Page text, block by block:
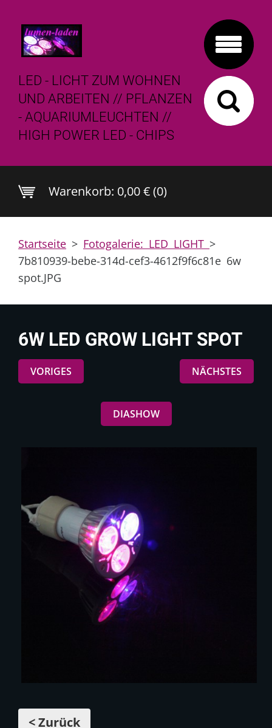
LED - LICHT ZUM WOHNEN
UND ARBEITEN // PFLANZEN
- AQUARIUMLEUCHTEN //
HIGH POWER LED - CHIPS
Warenkorb: 0,00 € (0)
Startseite > Fotogalerie: LED LIGHT >
7b810939-bebe-314d-cef3-4612f9f6c81e 6w
spot.JPG
6W LED GROW LIGHT SPOT
VORIGES NÄCHSTES
DIASHOW
< Zurück